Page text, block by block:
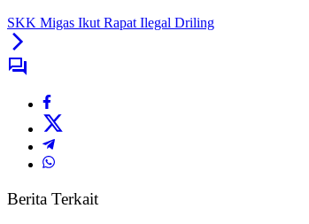
SKK Migas Ikut Rapat Ilegal Driling
Berita Terkait